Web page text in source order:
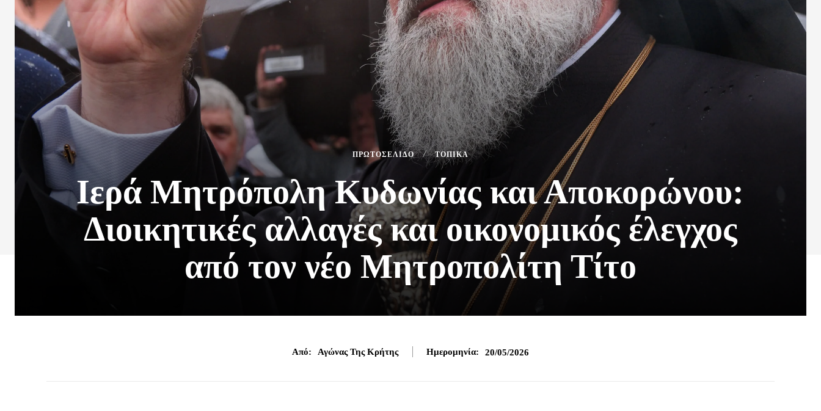
ΠΡΩΤΟΣΕΛΙΔΟ ΤΟΠΙΚΑ
Ιερά Μητρόπολη Κυδωνίας και Αποκορώνου:
Διοικητικές αλλαγές και οικονομικός έλεγχος
από τον νέο Μητροπολίτη Τίτο
Από: Αγώνας Της Κρήτης Ημερομηνία: 20/05/2026